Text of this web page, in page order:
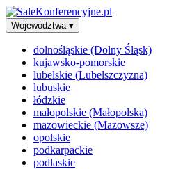
Województwa ▾
dolnośląskie (Dolny Śląsk)
kujawsko-pomorskie
lubelskie (Lubelszczyzna)
lubuskie
łódzkie
małopolskie (Małopolska)
mazowieckie (Mazowsze)
opolskie
podkarpackie
podlaskie